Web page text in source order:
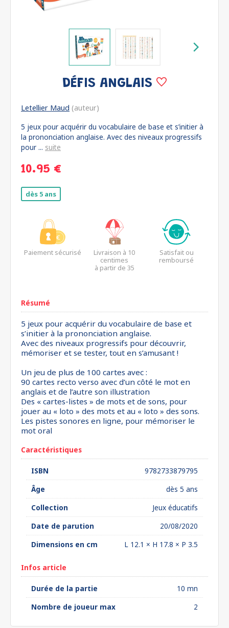
DÉFIS ANGLAIS
Letellier Maud (auteur)
5 jeux pour acquérir du vocabulaire de base et s’initier à
la prononciation anglaise. Avec des niveaux progressifs
pour ... suite
10.95 €
dès 5 ans
Paiement sécurisé
Livraison à 10
centimes
à partir de 35
Satisfait ou
remboursé
Résumé
5 jeux pour acquérir du vocabulaire de base et
s’initier à la prononciation anglaise.
Avec des niveaux progressifs pour découvrir,
mémoriser et se tester, tout en s’amusant !
Un jeu de plus de 100 cartes avec :
90 cartes recto verso avec d’un côté le mot en
anglais et de l’autre son illustration
Des « cartes-listes » de mots et de sons, pour
jouer au « loto » des mots et au « loto » des sons.
Les pistes sonores en ligne, pour mémoriser le
mot oral
Caractéristiques
ISBN
9782733879795
Âge
dès 5 ans
Collection
Jeux éducatifs
Date de parution
20/08/2020
Dimensions en cm
L 12.1 × H 17.8 × P 3.5
Infos article
Durée de la partie
10 mn
Nombre de joueur max
2